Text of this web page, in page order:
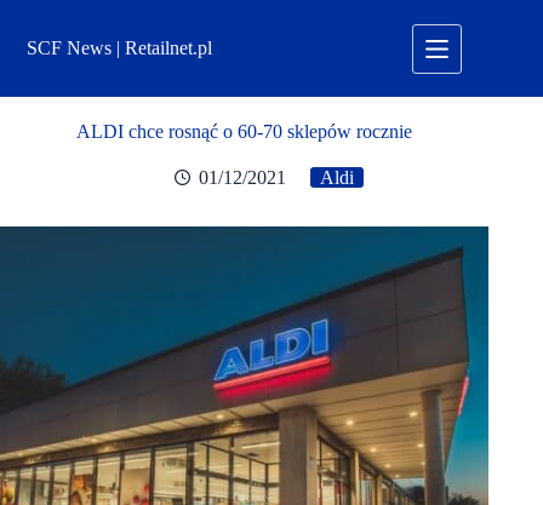
treściSCF News | Retailnet.pl
ALDI chce rosnąć o 60-70 sklepów rocznie
01/12/2021 Aldi